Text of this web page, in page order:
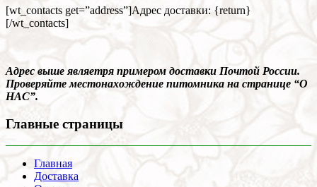
[wt_contacts get=”address”]Адрес доставки: {return}
[/wt_contacts]
Адрес выше являетря примером доставки Почтой России.
Проверяйте местонахождение питомника на странице “О
НАС”.
Главные страницы
Главная
Доставка